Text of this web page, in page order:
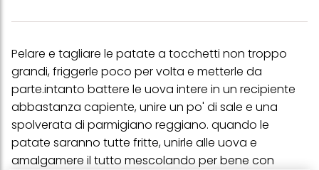
Pelare e tagliare le patate a tocchetti non troppo
grandi, friggerle poco per volta e metterle da
parte.intanto battere le uova intere in un recipiente
abbastanza capiente, unire un po' di sale e una
spolverata di parmigiano reggiano. quando le
patate saranno tutte fritte, unirle alle uova e
amalgamere il tutto mescolando per bene con